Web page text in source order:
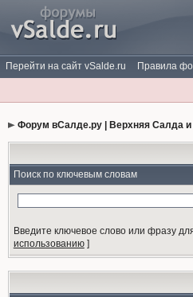
Перейти на сайт vSalde.ru Правила
Форум вСалде.ру | Верхняя Салда
Поиск по ключевым словам
Введите ключевое слово или фразу
использованию]